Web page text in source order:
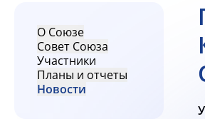
О Союзе
Совет Союза
Участники
Планы и отчеты
Новости